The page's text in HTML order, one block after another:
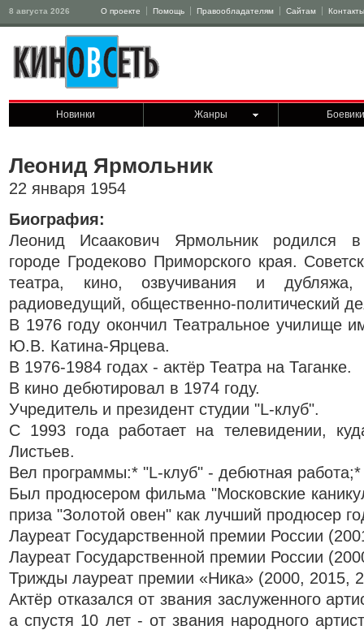
8 августа 2026 О проекте Помощь Правообладателям Сайтам Контакты
Новинки Жанры Боевики
Леонид Ярмольник
22 января 1954
Биография:
Леонид Исаакович Ярмольник родился в
городе Гродеково Приморского края.
театра, кино, озвучивания и
радиоведущий, общественно-политический
В 1976 году окончил Театральное училище
Ю.В. Катина-Ярцева.
В 1976-1984 годах - актёр Театра на Таганке.
В кино дебютировал в 1974 году.
Учредитель и президент студии "L-клуб".
С 1993 года работает на телевидении,
Листьев.
Вел программы:* "L-клуб" - дебютная
Был продюсером фильма "Московские
приза "Золотой овен" как лучший продюсер
Лауреат Государственной премии России
Лауреат Государственной премии России
Трижды лауреат премии «Ника» (2000, 2015,
Актёр отказался от звания заслуженного
а спустя 10 лет - от звания народного